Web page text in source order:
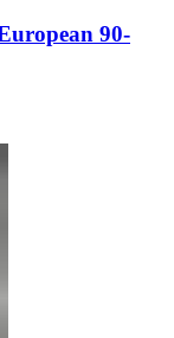
90-